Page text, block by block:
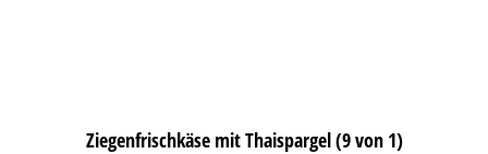
Ziegenfrischkäse mit Thaispargel (9 von 1)